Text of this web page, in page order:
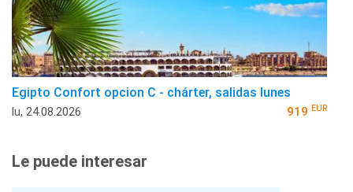
Egipto Confort opcion C - chárter, salidas lunes
lu, 24.08.2026 919 EUR
Le puede interesar